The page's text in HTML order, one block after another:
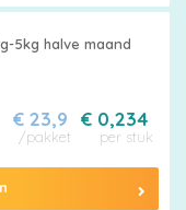
5kg halve maand
€ 0,234
per stuk
€ 23,9
/pakket